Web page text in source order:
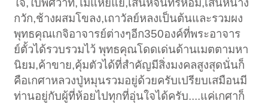
กวัก,ช้างผสมโขลง,เถาวัลย์หลงเป็นต้นและรวมผง
พุทธคุณเกจิอาจารย์ต่างๆอีก350องค์ที่พระอาจาร
ย์ตั้วได้รวบรวมไว้ พุทธคุณโดดเด่นด้านเมตตามหา
นิยม,ค้าขาย,คุ้มตัวได้ที่สำคัญมีสิ่งมงคลสูงสุดนั่นก็
คือเกศาหลวงปู่หมุนรวมอยู่ด้วยครับเปรียบเสมือนมี
ท่านอยู่กับผู้ที่ห้อยไปทุกที่อุ่นใจได้ครับ....แค่เกศาก็